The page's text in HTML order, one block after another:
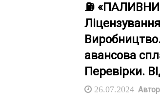
⛽
авансова
Перевірки.
26.07.2024